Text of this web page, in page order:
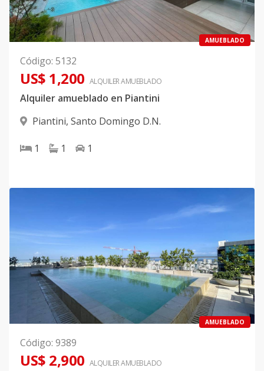
AMUEBLADO
Código: 5132
US$ 1,200 ALQUILERAMUEBLADO
Alquiler amueblado en Piantini
Piantini, Santo Domingo D.N.
1 1 1
AMUEBLADO
Código: 9389
US$ 2,900 ALQUILERAMUEBLADO